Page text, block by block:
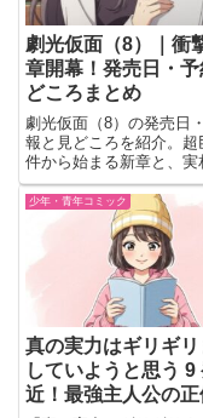
劇光仮面（8）｜衝
章開幕！発売日・
どころまとめ
劇光仮面（8）の発売日
報と見どころを紹介。超
件から始まる新章と、実
矢・比留間りえの運命が
展開に注目。
少年・青年コミック
真の実力はギリギ
していようと思う 9
近！最強主人公の正